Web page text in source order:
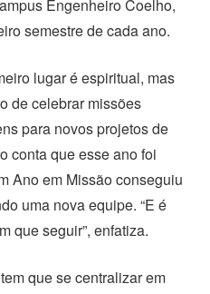
Engenheiro Coelho,
semestre de cada ano.
lugar é espiritual, mas
de celebrar missões
para novos projetos de
conta que esse ano foi
Ano em Missão conseguiu
uma nova equipe. “E é
que seguir”, enfatiza.
que se centralizar em